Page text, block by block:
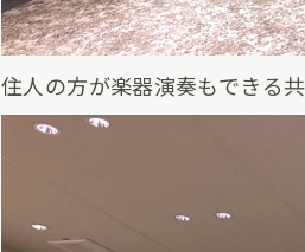
住人の方が楽器演奏もできる